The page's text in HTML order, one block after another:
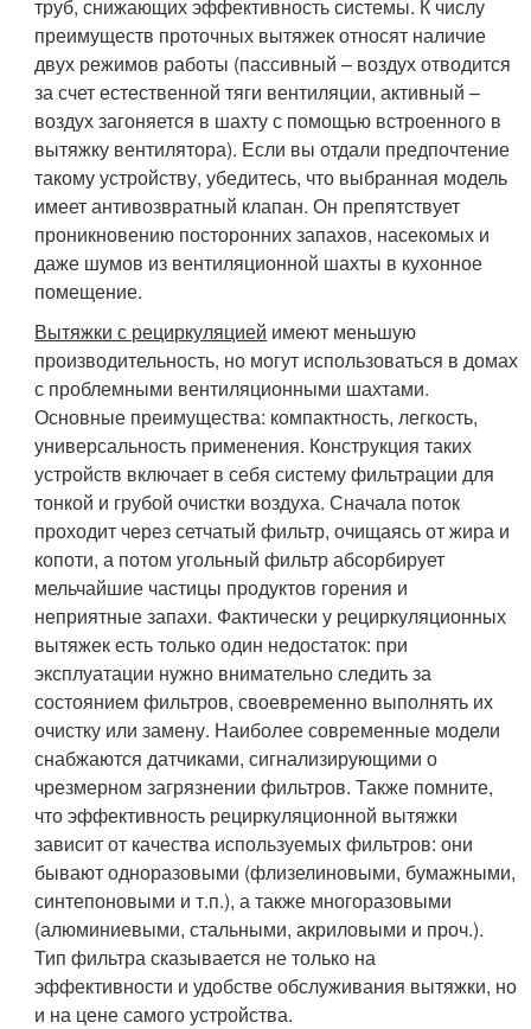
труб, снижающих эффективность системы. К числу
преимуществ проточных вытяжек относят наличие
двух режимов работы (пассивный – воздух отводится
за счет естественной тяги вентиляции, активный –
воздух загоняется в шахту с помощью встроенного в
вытяжку вентилятора). Если вы отдали предпочтение
такому устройству, убедитесь, что выбранная модель
имеет антивозвратный клапан. Он препятствует
проникновению посторонних запахов, насекомых и
даже шумов из вентиляционной шахты в кухонное
помещение.
Вытяжки с рециркуляцией имеют меньшую
производительность, но могут использоваться в домах
с проблемными вентиляционными шахтами.
Основные преимущества: компактность, легкость,
универсальность применения. Конструкция таких
устройств включает в себя систему фильтрации для
тонкой и грубой очистки воздуха. Сначала поток
проходит через сетчатый фильтр, очищаясь от жира и
копоти, а потом угольный фильтр абсорбирует
мельчайшие частицы продуктов горения и
неприятные запахи. Фактически у рециркуляционных
вытяжек есть только один недостаток: при
эксплуатации нужно внимательно следить за
состоянием фильтров, своевременно выполнять их
очистку или замену. Наиболее современные модели
снабжаются датчиками, сигнализирующими о
чрезмерном загрязнении фильтров. Также помните,
что эффективность рециркуляционной вытяжки
зависит от качества используемых фильтров: они
бывают одноразовыми (флизелиновыми, бумажными,
синтепоновыми и т.п.), а также многоразовыми
(алюминиевыми, стальными, акриловыми и проч.).
Тип фильтра сказывается не только на
эффективности и удобстве обслуживания вытяжки, но
и на цене самого устройства.